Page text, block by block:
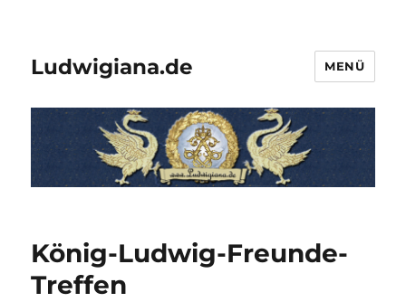
Ludwigiana.de MENÜ
König-Ludwig-Freunde-
Treffen